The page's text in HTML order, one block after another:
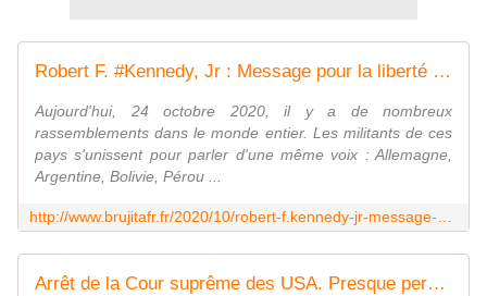
Robert F. #Kennedy, Jr : Message pour la liberté et l'espoir 24 oct. 2020 [VOSTFR] - MOINS de BIENS PLUS de LIENS
Aujourd'hui, 24 octobre 2020, il y a de nombreux
rassemblements dans le monde entier. Les militants de ces
pays s'unissent pour parler d'une même voix : Allemagne,
Argentine, Bolivie, Pérou ...
Arrêt de la Cour suprême des USA. Presque personne n'a remarqué que Robert F. #Kennedy jr. a gagné le procès contre tous les lobbyistes pharmaceutiques. - MOINS de BIENS PLUS de LIENS